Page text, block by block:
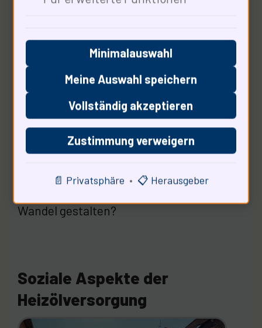
lehrt uns, dass jeder Schritt wichtig ist.
Die Entscheidung für eine moderne
Heizlösung ist ein Schritt in die richtige
Richtung. Wir sollten uns an den
historischen Beispielen orientieren, die
Wie können wir als Gesellschaft diesen
Wandel gestalten?
Soziale Aspekte der
Heizölversorgung
Minimalauswahl
Meine Auswahl speichern
Vollständig akzeptieren
Zustimmung verweigern
📄 Privatsphäre • 📋 Herausgeber